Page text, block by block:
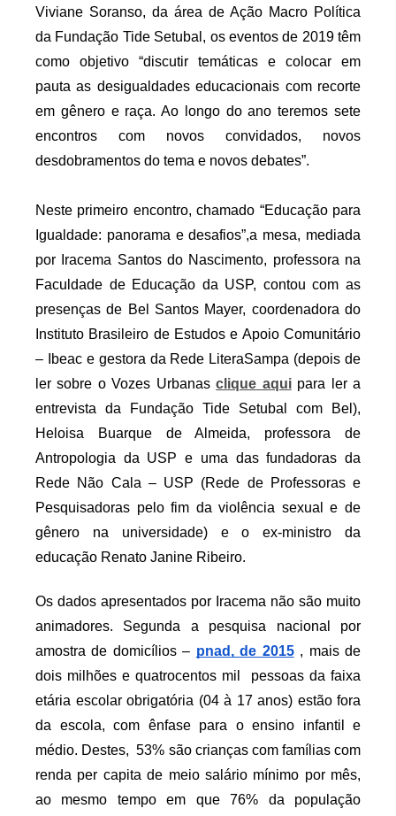
Viviane Soranso, da área de Ação Macro Política
da Fundação Tide Setubal, os eventos de 2019 têm
como objetivo “discutir temáticas e colocar em
pauta as desigualdades educacionais com recorte
em gênero e raça. Ao longo do ano teremos sete
encontros com novos convidados, novos
desdobramentos do tema e novos debates”.
Neste primeiro encontro, chamado “Educação para
Igualdade: panorama e desafios”,a mesa, mediada
por Iracema Santos do Nascimento, professora na
Faculdade de Educação da USP, contou com as
presenças de Bel Santos Mayer, coordenadora do
Instituto Brasileiro de Estudos e Apoio Comunitário
– Ibeac e gestora da Rede LiteraSampa (depois de
ler sobre o Vozes Urbanas clique aqui para ler a
entrevista da Fundação Tide Setubal com Bel),
Heloisa Buarque de Almeida, professora de
Antropologia da USP e uma das fundadoras da
Rede Não Cala – USP (Rede de Professoras e
Pesquisadoras pelo fim da violência sexual e de
gênero na universidade) e o ex-ministro da
educação Renato Janine Ribeiro.
Os dados apresentados por Iracema não são muito
animadores. Segunda a pesquisa nacional por
amostra de domicílios – pnad, de 2015 , mais de
dois milhões e quatrocentos mil  pessoas da faixa
etária escolar obrigatória (04 à 17 anos) estão fora
da escola, com ênfase para o ensino infantil e
médio. Destes,  53% são crianças com famílias com
renda per capita de meio salário mínimo por mês,
ao mesmo tempo em que 76% da população